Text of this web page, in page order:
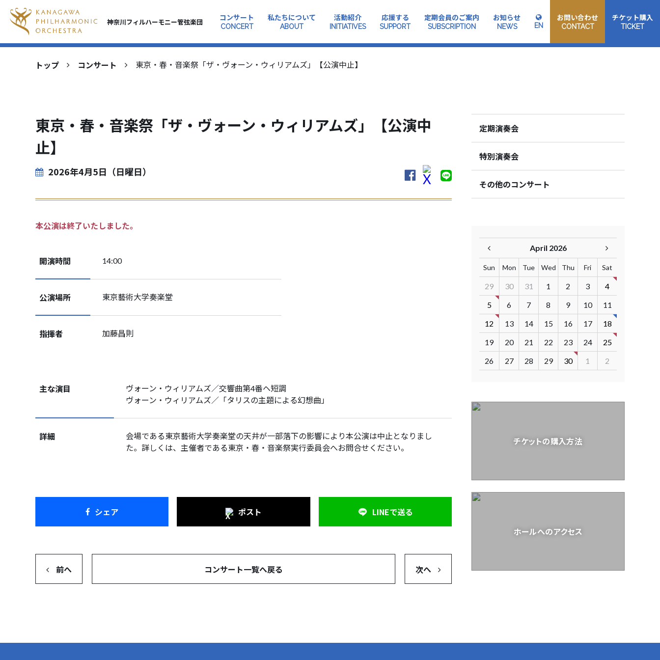
神奈川フィルハーモニー管弦楽団 コンサート
CONCERT
私たちについて
ABOUT
活動紹介
INITIATIVES
応援する
SUPPORT
定期会員のご案内
SUBSCRIPTION
お知らせ
NEWS EN
お問い合わせ
CONTACT
チケット購入
TICKET
トップ コンサート 東京・春・音楽祭「ザ・ヴォーン・ウィリアムズ」【公演中止】
東京・春・音楽祭「ザ・ヴォーン・ウィリアムズ」【公演中
止】
2026年4月5日（日曜日）
本公演は終了いたしました。
開演時間 14:00
公演場所 東京藝術大学奏楽堂
指揮者 加藤昌則
主な演目
ヴォーン・ウィリアムズ／交響曲第4番ヘ短調
ヴォーン・ウィリアムズ／「タリスの主題による幻想曲」
詳細
会場である東京藝術大学奏楽堂の天井が一部落下の影響により本公演は中止となりまし
た。詳しくは、主催者である東京・春・音楽祭実行委員会へお問合せください。
シェア ポスト LINEで送る
前へ コンサート一覧へ戻る 次へ
定期演奏会
特別演奏会
その他のコンサート
April 2026
Sun Mon Tue Wed Thu Fri Sat
29 30 31 1 2 3
4
5
6 7 8 9 10
11
12
13 14 15 16 17
18
19
20 21 22 23 24
25
26
27 28 29 30 1 2
チケットの購入方法
ホールへのアクセス